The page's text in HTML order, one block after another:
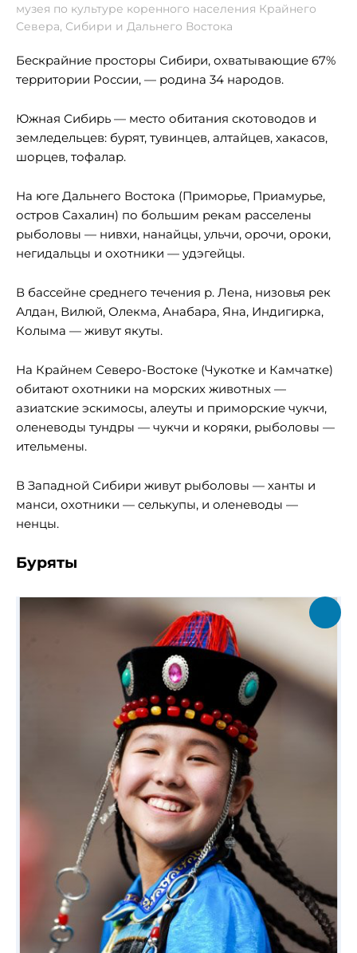
музея по культуре коренного населения Крайнего
Севера, Сибири и Дальнего Востока
Бескрайние просторы Сибири, охватывающие 67%
территории России, — родина 34 народов.
Южная Сибирь — место обитания скотоводов и
земледельцев: бурят, тувинцев, алтайцев, хакасов,
шорцев, тофалар.
На юге Дальнего Востока (Приморье, Приамурье,
остров Сахалин) по большим рекам расселены
рыболовы — нивхи, нанайцы, ульчи, орочи, ороки,
негидальцы и охотники — удэгейцы.
В бассейне среднего течения р. Лена, низовья рек
Алдан, Вилюй, Олекма, Анабара, Яна, Индигирка,
Колыма — живут якуты.
На Крайнем Северо-Востоке (Чукотке и Камчатке)
обитают охотники на морских животных —
азиатские эскимосы, алеуты и приморские чукчи,
оленеводы тундры — чукчи и коряки, рыболовы —
ительмены.
В Западной Сибири живут рыболовы — ханты и
манси, охотники — селькупы, и оленеводы —
ненцы.
Буряты